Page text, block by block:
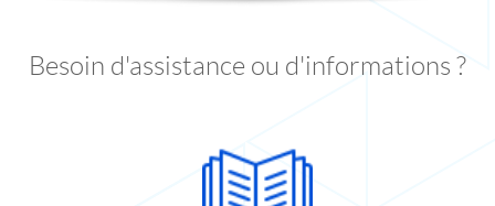
Besoin d'assistance ou d'informations ?